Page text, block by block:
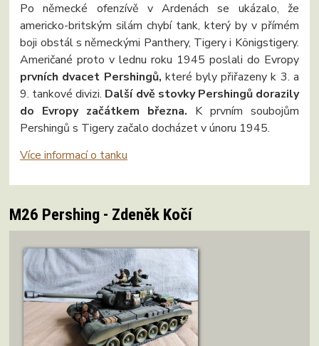
Po německé ofenzívě v Ardenách se ukázalo, že
americko-britským silám chybí tank, který by v přímém
boji obstál s německými Panthery, Tigery i Königstigery.
Američané proto v lednu roku 1945 poslali do Evropy
prvních dvacet Pershingů, které byly přiřazeny k 3. a
9. tankové divizi. Další dvě stovky Pershingů dorazily
do Evropy začátkem března. K prvním soubojům
Pershingů s Tigery začalo docházet v únoru 1945.
Více informací o tanku
M26 Pershing - Zdeněk Kočí